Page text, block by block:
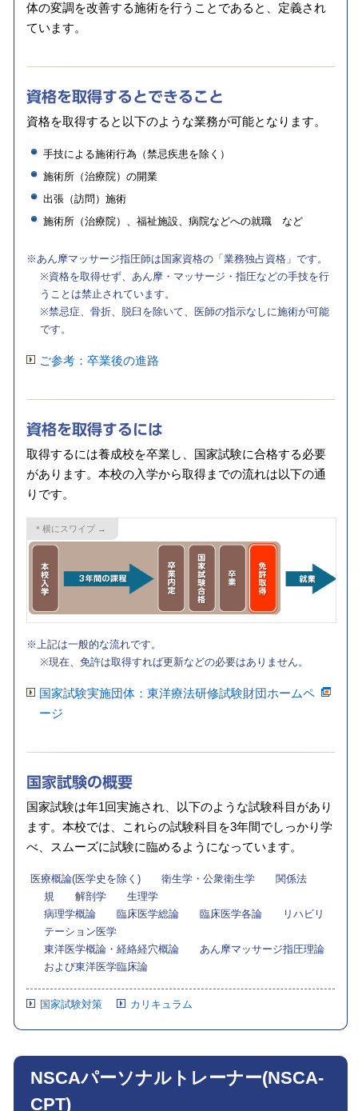
体の変調を改善する施術を行うことであると、定義され
ています。
資格を取得すると できること
資格を取得すると以下のような業務が可能となります。
手技による施術行為（禁忌疾患を除く）
施術所（治療院）の開業
出張（訪問）施術
施術所（治療院）、福祉施設、病院などへの就職 など
※あん摩マッサージ指圧師は国家資格の「業務独占資格」です。
※資格を取得せず、あん摩・マッサージ・指圧などの手技を行
うことは禁止されています。
※禁忌症、骨折、脱臼を除いて、医師の指示なしに施術が可能
です。
ご参考：卒業後の進路
資格を取得するには
取得するには養成校を卒業し、国家試験に合格する必要
があります。本校の入学から取得までの流れは以下の通
りです。
※上記は一般的な流れです。
※現在、免許は取得すれば更新などの必要はありません。
国家試験実施団体：東洋療法研修試験財団ホームペ
ージ
国家試験の概要
国家試験は年1回実施され、以下のような試験科目があり
ます。本校では、これらの試験科目を3年間でしっかり学
べ、スムーズに試験に臨めるようになっています。
医療概論(医学史を除く) 衛生学・公衆衛生学 関係法
規 解剖学 生理学
病理学概論 臨床医学総論 臨床医学各論 リハビリ
テーション医学
東洋医学概論・経絡経穴概論 あん摩マッサージ指圧理論
および東洋医学臨床論
国家試験対策 カリキュラム
NSCAパーソナルトレーナー(NSCA-
CPT)